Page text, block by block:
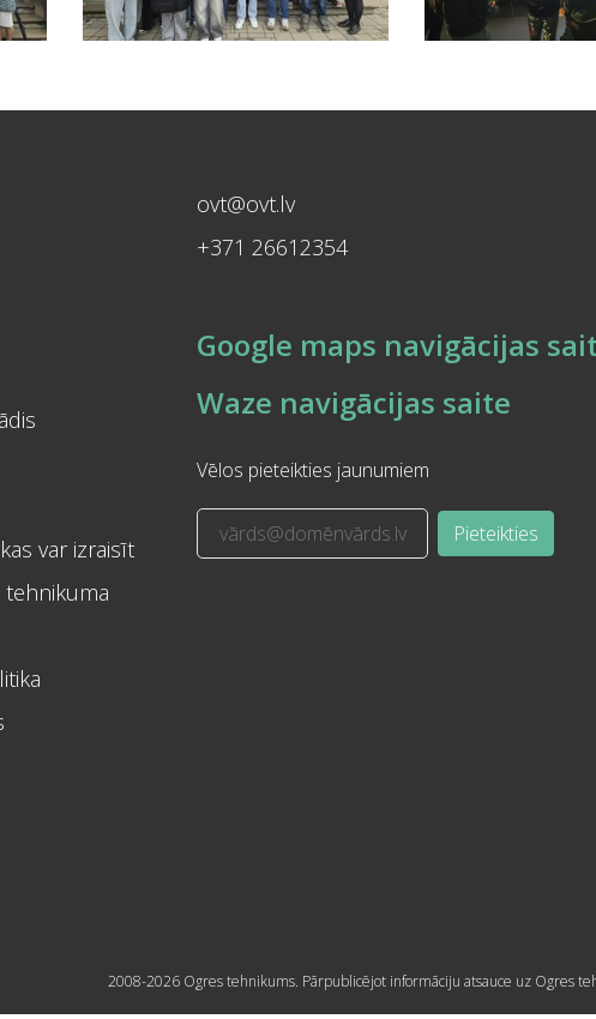
var izraisīt
tehnikuma
ovt@ovt.lv
+371 26612354
Google maps navigācijas
Waze navigācijas saite
Vēlos pieteikties jaunumiem
Pieteikties
2008-2026 Ogres tehnikums. Pārpublicējot informāciju atsauce uz Ogres